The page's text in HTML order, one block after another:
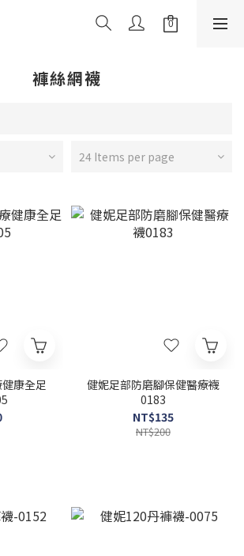
褲絲網襪
24 Items per page
康全足
健妮足部防磨腳保健醫療襪
0183
NT$135
NT$200